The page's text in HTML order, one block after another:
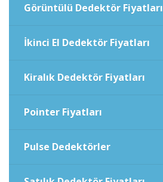
Görüntülü Dedektör Fiyatları
İkinci El Dedektör Fiyatları
Kiralık Dedektör Fiyatları
Pointer Fiyatları
Pulse Dedektörler